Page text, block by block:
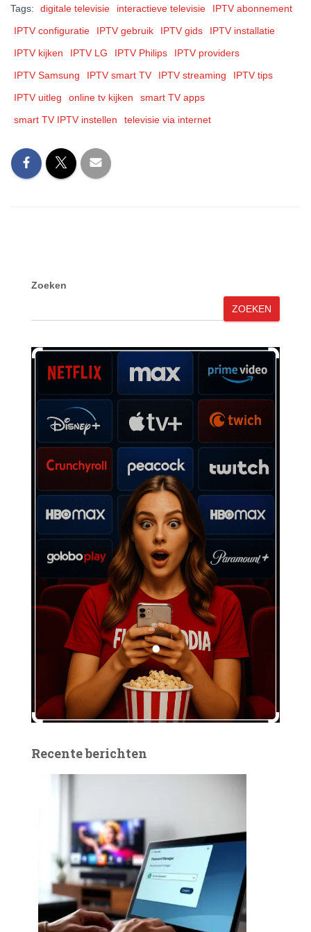
Tags: digitale televisie interactieve televisie
IPTV abonnement
IPTV configuratie
IPTV gebruik IPTV gids
IPTV installatie
IPTV kijken
IPTV LG IPTV Philips
IPTV providers
IPTV Samsung
IPTV smart TV IPTV streaming
IPTV tips
IPTV uitleg
online tv kijken
smart TV apps
smart TV IPTV instellen
televisie via internet
Zoeken
ZOEKEN
Recente berichten